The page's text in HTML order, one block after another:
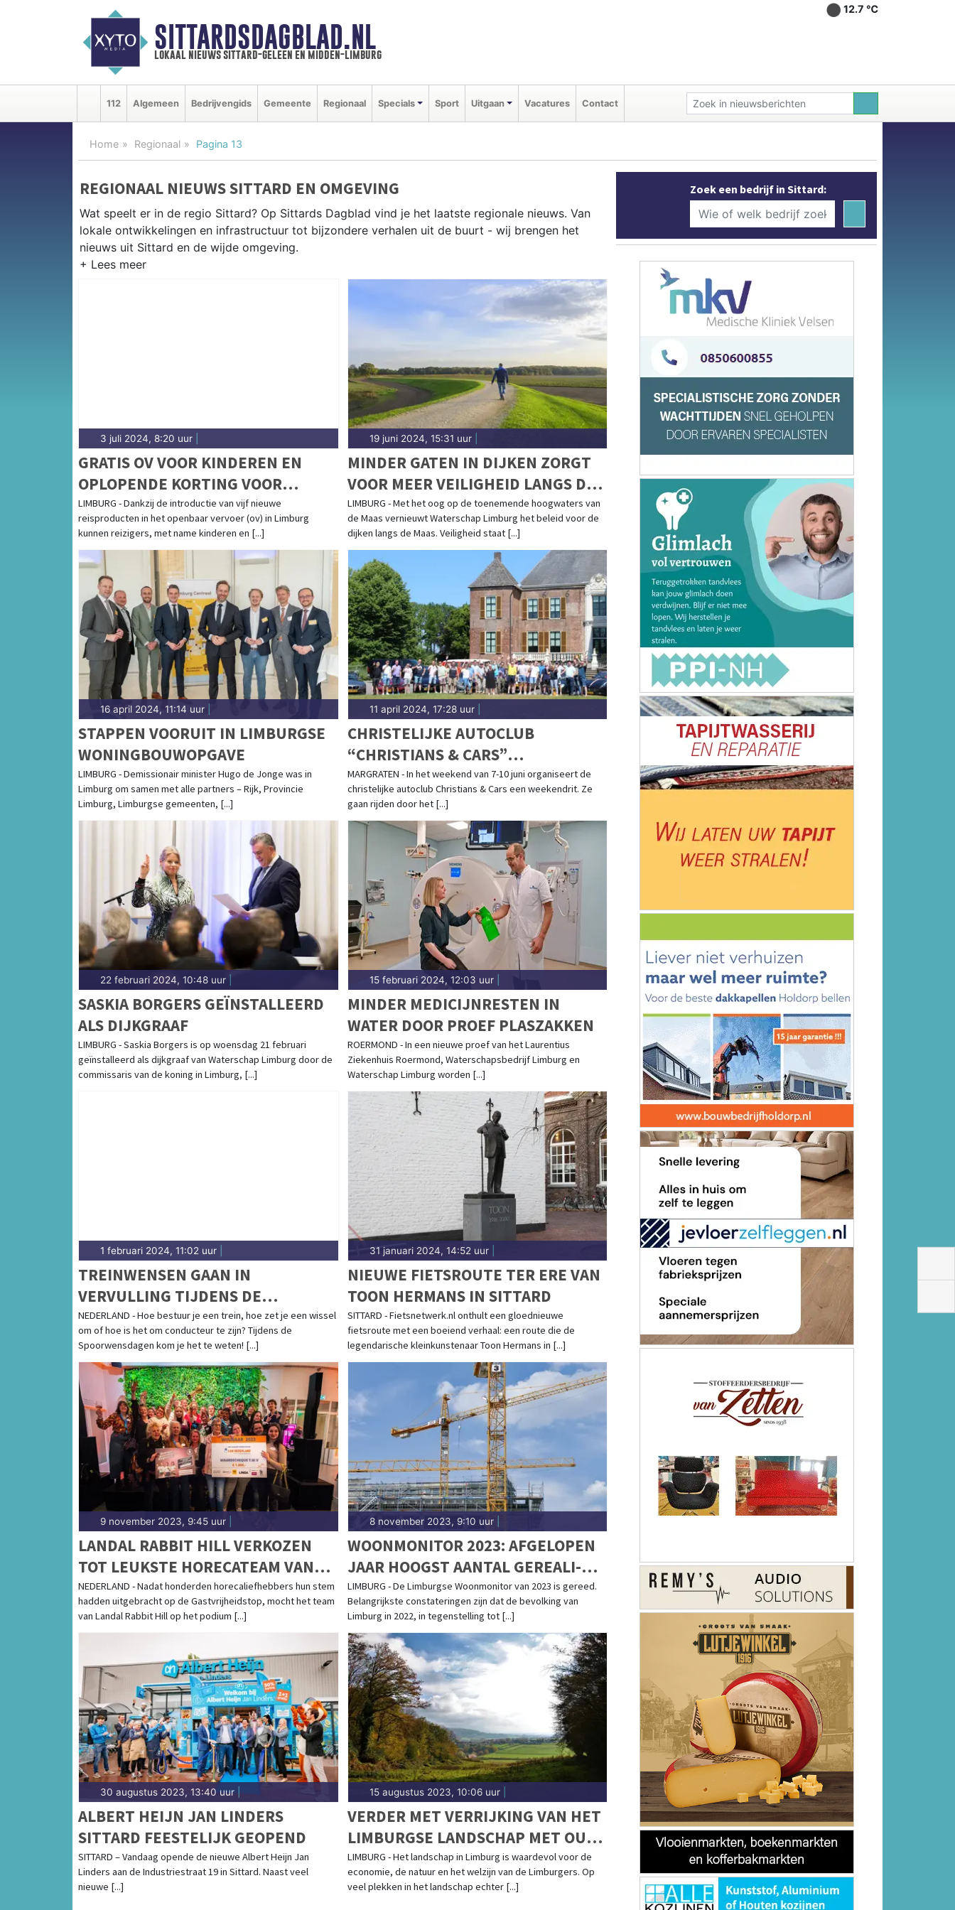
SITTARDSDAGBLAD.NL
lokaal nieuws sittard-geleen en midden-limburg
12.7 ℃
112 Algemeen Bedrijvengids Gemeente Regionaal Specials Sport Uitgaan Vacatures Contact
Home Regionaal Pagina 13
REGIONAAL NIEUWS SITTARD EN OMGEVING
Wat speelt er in de regio Sittard? Op Sittards Dagblad vind je het laatste regionale nieuws. Van
lokale ontwikkelingen en infrastructuur tot bijzondere verhalen uit de buurt - wij brengen het
nieuws uit Sittard en de wijde omgeving.
Naast Sittard-Geleen volgen wij ook het nieuws uit Heerlen, Maastricht, Beek en andere
3 juli 2024, 8:20 uur
GRATIS OV VOOR KINDEREN EN
OPLOPENDE KORTING VOOR
JONGEREN
LIMBURG - Dankzij de introductie van vijf nieuwe
reisproducten in het openbaar vervoer (ov) in Limburg
kunnen reizigers, met name kinderen en [...]
19 juni 2024, 15:31 uur|
MINDER GATEN IN DIJKEN ZORGT
VOOR MEER VEILIGHEID LANGS DE
MAAS
LIMBURG - Met het oog op de toenemende hoogwaters van
de Maas vernieuwt Waterschap Limburg het beleid voor de
dijken langs de Maas. Veiligheid staat [...]
16 april 2024, 11:14 uur
STAPPEN VOORUIT IN LIMBURGSE
WONINGBOUWOPGAVE
LIMBURG - Demissionair minister Hugo de Jonge was in
Limburg om samen met alle partners – Rijk, Provincie
Limburg, Limburgse gemeenten, [...]
11 april 2024, 17:28 uur|
CHRISTELIJKE AUTOCLUB
“CHRISTIANS & CARS”
ORGANISEERT WEEKENDRIT IN
LIMBURG!
MARGRATEN - In het weekend van 7-10 juni organiseert de
christelijke autoclub Christians & Cars een weekendrit. Ze
gaan rijden door het [...]
22 februari 2024, 10:48 uur
SASKIA BORGERS GEÏNSTALLEERD
ALS DIJKGRAAF
LIMBURG - Saskia Borgers is op woensdag 21 februari
geïnstalleerd als dijkgraaf van Waterschap Limburg door de
commissaris van de koning in Limburg, [...]
15 februari 2024, 12:03 uur|
MINDER MEDICIJNRESTEN IN
WATER DOOR PROEF PLASZAKKEN
ROERMOND - In een nieuwe proef van het Laurentius
Ziekenhuis Roermond, Waterschapsbedrijf Limburg en
Waterschap Limburg worden [...]
1 februari 2024, 11:02 uur
TREINWENSEN GAAN IN
VERVULLING TIJDENS DE
SPOORWENSDAGEN
NEDERLAND - Hoe bestuur je een trein, hoe zet je een wissel
om of hoe is het om conducteur te zijn? Tijdens de
Spoorwensdagen kom je het te weten! [...]
31 januari 2024, 14:52 uur|
NIEUWE FIETSROUTE TER ERE VAN
TOON HERMANS IN SITTARD
SITTARD - Fietsnetwerk.nl onthult een gloednieuwe
fietsroute met een boeiend verhaal: een route die de
legendarische kleinkunstenaar Toon Hermans in [...]
9 november 2023, 9:45 uur
LANDAL RABBIT HILL VERKOZEN
TOT LEUKSTE HORECATEAM VAN
NEDERLAND 2023
NEDERLAND - Nadat honderden horecaliefhebbers hun stem
hadden uitgebracht op de Gastvrijheidstop, mocht het team
van Landal Rabbit Hill op het podium [...]
8 november 2023, 9:10 uur|
WOON­MO­NI­TOR 2023: AF­GE­LO­PEN
JAAR HOOGST AAN­TAL GE­RE­A­LI­
SEER­DE WO­NIN­GEN SINDS 2009
LIMBURG - De Limburgse Woonmonitor van 2023 is gereed.
Belangrijkste constateringen zijn dat de bevolking van
Limburg in 2022, in tegenstelling tot [...]
30 augustus 2023, 13:40 uur
ALBERT HEIJN JAN LINDERS
SITTARD FEESTELIJK GEOPEND
SITTARD – Vandaag opende de nieuwe Albert Heijn Jan
Linders aan de Industriestraat 19 in Sittard. Naast veel
nieuwe [...]
15 augustus 2023, 10:06 uur|
VER­DER MET VER­RIJ­KING VAN HET
LIM­BURG­SE LAND­SCHAP MET OUDE
ELE­MEN­TEN EN VOED­SEL­BOS­SEN
LIMBURG - Het landschap in Limburg is waardevol voor de
economie, de natuur en het welzijn van de Limburgers. Op
veel plekken in het landschap echter [...]
Zoek een bedrijf in Sittard: